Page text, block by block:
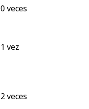
0 veces
1 vez
2 veces